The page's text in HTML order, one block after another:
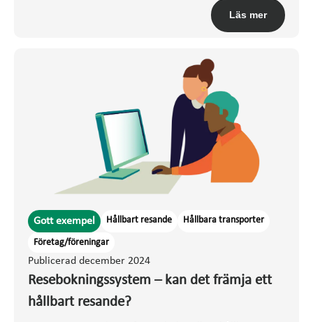
Läs mer
Publicerad december 2024
Resebokningssystem – kan det främja ett
hållbart resande?
Gott exempel Hållbart resande Hållbara transporter
Företag/föreningar